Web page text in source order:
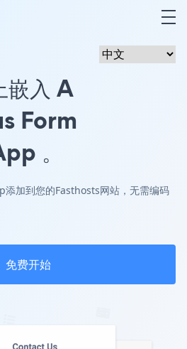
嵌入 A
Form
。
加到您的Fasthosts网站，无需编码
免费开始